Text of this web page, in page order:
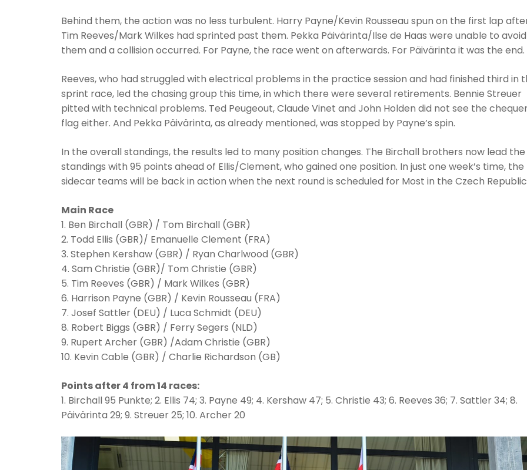
Behind them, the action was no less turbulent. Harry Payne/Kevin Rousseau spun on the first lap
Tim Reeves/Mark Wilkes had sprinted past them. Pekka Päivärinta/Ilse de Haas were unable to avoid
them and a collision occurred. For Payne, the race went on afterwards. For Päivärinta it was the end.
Reeves, who had struggled with electrical problems in the practice session and had finished third in
sprint race, led the chasing group this time, in which there were several retirements. Bennie Streuer
pitted with technical problems. Ted Peugeout, Claude Vinet and John Holden did not see the
flag either. And Pekka Päivärinta, as already mentioned, was stopped by Payne’s spin.
In the overall standings, the results led to many position changes. The Birchall brothers now lead the
standings with 95 points ahead of Ellis/Clement, who gained one position. In just one week’s time, the
sidecar teams will be back in action when the next round is scheduled for Most in the Czech
Main Race
1. Ben Birchall (GBR) / Tom Birchall (GBR)
2. Todd Ellis (GBR)/ Emanuelle Clement (FRA)
3. Stephen Kershaw (GBR) / Ryan Charlwood (GBR)
4. Sam Christie (GBR)/ Tom Christie (GBR)
5. Tim Reeves (GBR) / Mark Wilkes (GBR)
6. Harrison Payne (GBR) / Kevin Rousseau (FRA)
7. Josef Sattler (DEU) / Luca Schmidt (DEU)
8. Robert Biggs (GBR) / Ferry Segers (NLD)
9. Rupert Archer (GBR) /Adam Christie (GBR)
10. Kevin Cable (GBR) / Charlie Richardson (GB)
Points after 4 from 14 races:
1. Birchall 95 Punkte; 2. Ellis 74; 3. Payne 49; 4. Kershaw 47; 5. Christie 43; 6. Reeves 36; 7. Sattler 34; 8.
Päivärinta 29; 9. Streuer 25; 10. Archer 20